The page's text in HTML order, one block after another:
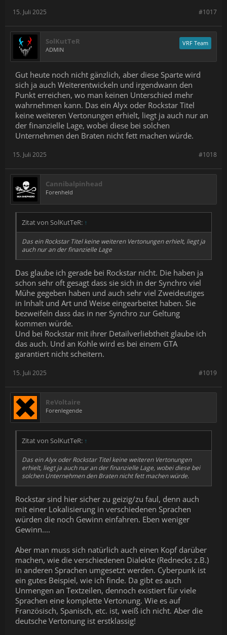
#1017
15. Juli 2025
SolKutTeR
ADMIN
VRF Team
Gut heute noch nicht gänzlich, aber diese Sparte wird
sich ja auch Weiterentwickeln und irgendwann den
Punkt erreichen, wo man keinen Unterschied mehr
wahrnehmen kann. Das ein Alyx oder Rockstar Titel
keine weiteren Vertonungen erhielt, liegt ja auch nur an
der finanzielle Lage, wobei diese bei solchen
Unternehmen den Braten nicht fett machen würde.
#1018
15. Juli 2025
Cannibalpinhead
Forenheld
Zitat von SolKutTeR: ↑
Das ein Rockstar Titel keine weiteren Vertonungen erhielt, liegt ja
auch nur an der finanzielle Lage
Das glaube ich gerade bei Rockstar nicht. Die haben ja
schon sehr oft gesagt dass sie sich in der Synchro viel
Mühe gegeben haben und auch sehr viel Zweideutiges
in Inhalt und Art und Weise eingearbeitet haben. Sie
bezweifeln dass das in ner Synchro zur Geltung
kommen würde.
Und bei Rockstar mit ihrer Detailverliebtheit glaube ich
das auch. Und an Kohle wird es bei einem GTA
garantiert nicht scheitern.
#1019
15. Juli 2025
ReVoltaire
Forenlegende
Zitat von SolKutTeR: ↑
Das ein Alyx oder Rockstar Titel keine weiteren Vertonungen
erhielt, liegt ja auch nur an der finanzielle Lage, wobei diese bei
solchen Unternehmen den Braten nicht fett machen würde.
Rockstar sind hier sicher zu geizig/zu faul, denn auch
mit einer Lokalisierung in verschiedenen Sprachen
würden die noch Gewinn einfahren. Eben weniger
Gewinn....
Aber man muss sich natürlich auch einen Kopf darüber
machen, wie die verschiedenen Dialekte (Rednecks z.B.)
in anderen Sprachen umgesetzt werden. Cyberpunk ist
ein gutes Beispiel, wie ich finde. Da gibt es auch
Unmengen an Textzeilen, dennoch existiert für viele
Sprachen eine komplette Vertonung. Wie es auf
Französisch, Spanisch, etc. ist, weiß ich nicht. Aber die
deutsche Vertonung ist erstklassig!